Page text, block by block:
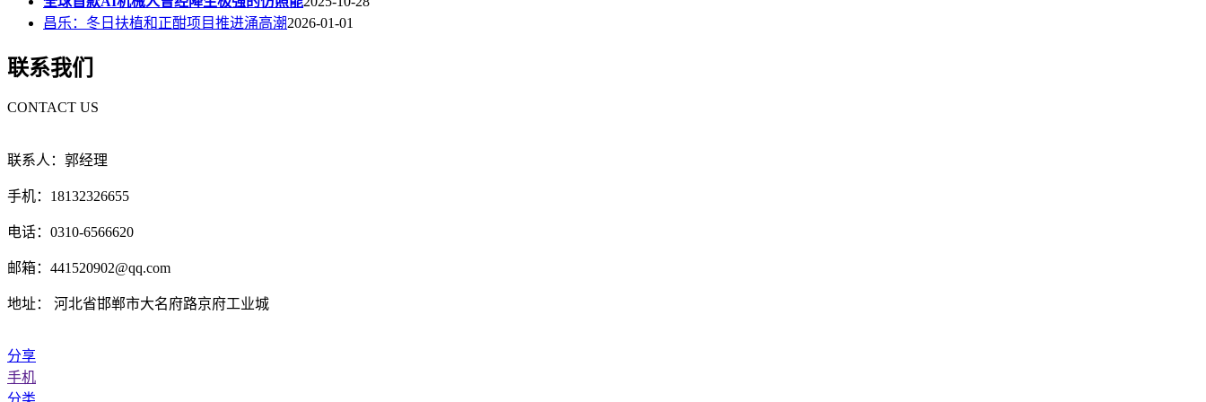
昌乐：冬日扶植和正酣项目推进涌高潮2026-01-01
联系我们
CONTACT US
联系人：郭经理
手机：18132326655
电话：0310-6566620
邮箱：441520902@qq.com
地址： 河北省邯郸市大名府路京府工业城
分享
手机